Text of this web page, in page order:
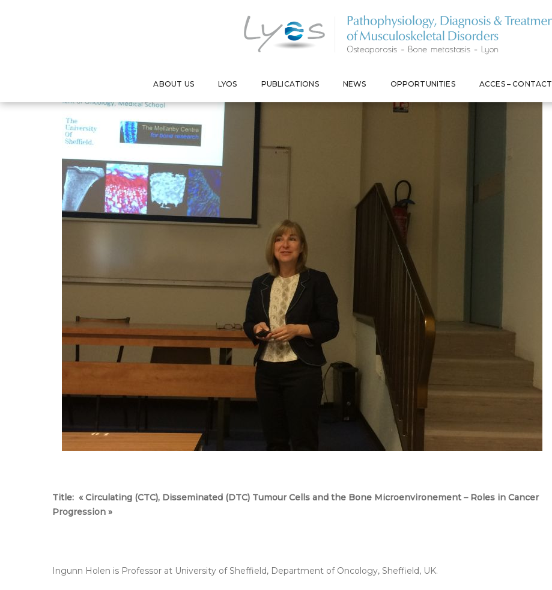
ABOUT US LYOS PUBLICATIONS NEWS OPPORTUNITIES ACCES – CONTACT
CONFÉRENCE INGUUN HOLEN
Title: « Circulating (CTC), Disseminated (DTC) Tumour Cells and the Bone Microenvironement – Roles in Cancer
Progression »
Ingunn Holen is Professor at University of Sheffield, Department of Oncology, Sheffield, UK.